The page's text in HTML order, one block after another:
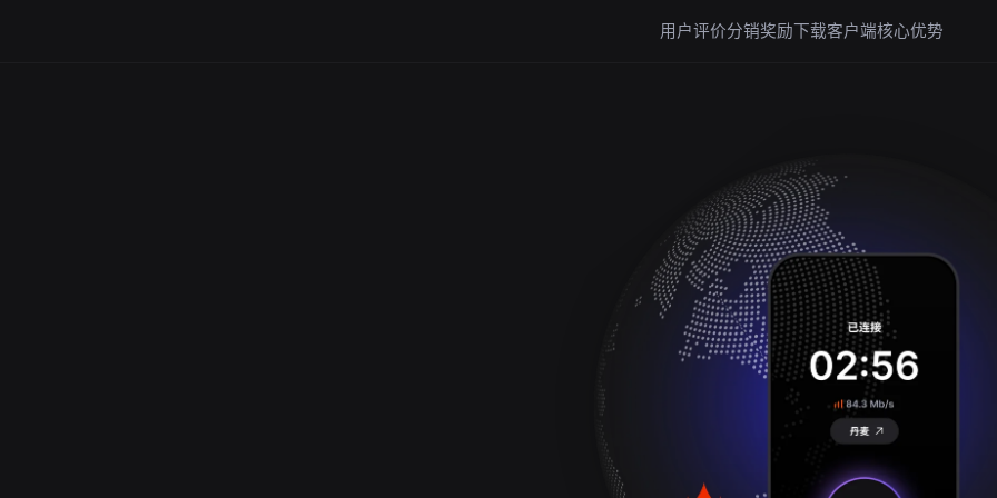
用户评价分销奖励下载客户端核心优势